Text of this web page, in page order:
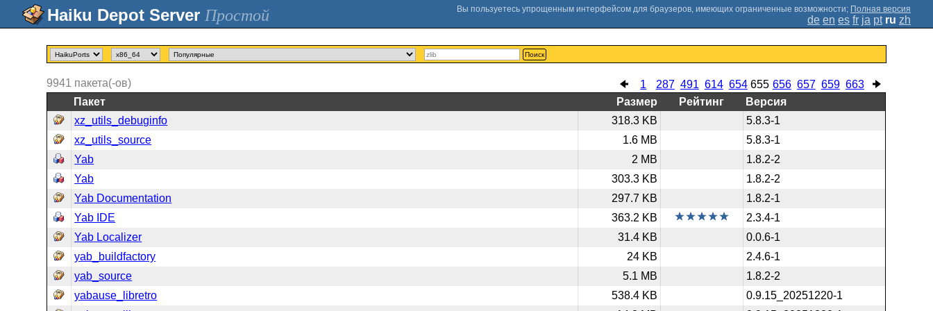
Простой ; Полная версия
de en es fr ja pt ru zh
Поиск
1 287 491 614 654 655 656 657 659 663
9941 пакета(-ов)
Пакет
Размер Рейтинг
Версия
xz_utils_debuginfo
318.3 KB
5.8.3-1
xz_utils_source
1.6 MB
5.8.3-1
Yab
2 MB
1.8.2-2
Yab
303.3 KB
1.8.2-2
Yab Documentation
297.7 KB
1.8.2-1
Yab IDE
363.2 KB
2.3.4-1
Yab Localizer
31.4 KB
0.0.6-1
yab_buildfactory
24 KB
2.4.6-1
yab_source
5.1 MB
1.8.2-2
yabause_libretro
538.4 KB
0.9.15_20251220-1